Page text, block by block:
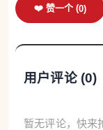
❤️ 赞一个 (0)
用户评论 (0)
暂无评论，快来